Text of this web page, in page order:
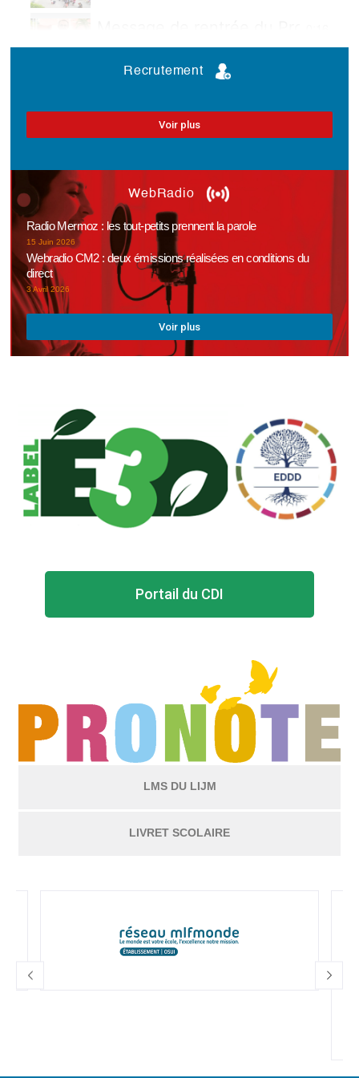
Recrutement
Voir plus
WebRadio
Radio Mermoz : les tout-petits prennent la parole
15 Juin 2026
Webradio CM2 : deux émissions réalisées en conditions du
direct
3 Avril 2026
Voir plus
Portail du CDI
LMS DU LIJM
LIVRET SCOLAIRE